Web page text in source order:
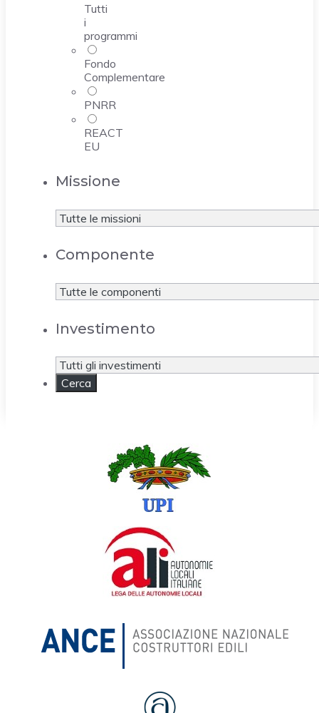
Tutti
i
programmi
Fondo
Complementare
PNRR
REACT
EU
Missione
Componente
Investimento